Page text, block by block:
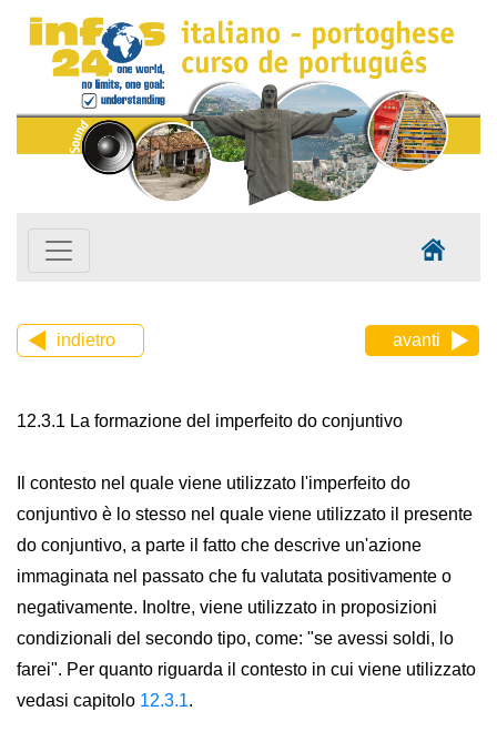
indietro avanti
12.3.1 La formazione del imperfeito do conjuntivo
Il contesto nel quale viene utilizzato l'imperfeito do
conjuntivo è lo stesso nel quale viene utilizzato il presente
do conjuntivo, a parte il fatto che descrive un'azione
immaginata nel passato che fu valutata positivamente o
negativamente. Inoltre, viene utilizzato in proposizioni
condizionali del secondo tipo, come: "se avessi soldi, lo
farei". Per quanto riguarda il contesto in cui viene utilizzato
vedasi capitolo 12.3.1.